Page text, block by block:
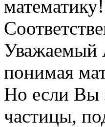
математику!
Уважаемый
понимая
Но если Вы
частицы,